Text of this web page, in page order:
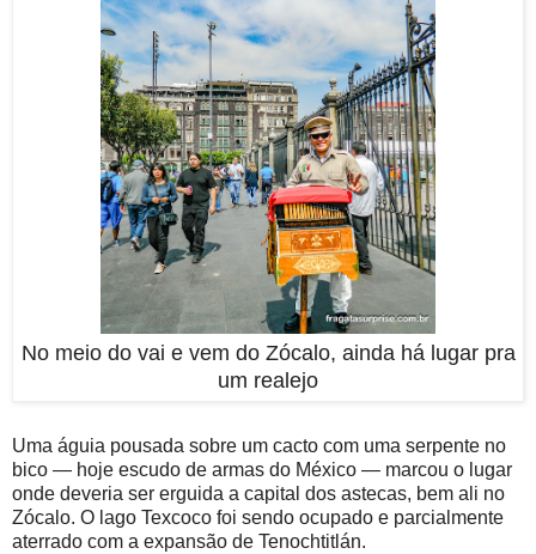
No meio do vai e vem do Zócalo, ainda há lugar pra
um realejo
Uma águia pousada sobre um cacto com uma serpente no
bico — hoje escudo de armas do México — marcou o lugar
onde deveria ser erguida a capital dos astecas, bem ali no
Zócalo. O lago Texcoco foi sendo ocupado e parcialmente
aterrado com a expansão de Tenochtitlán.